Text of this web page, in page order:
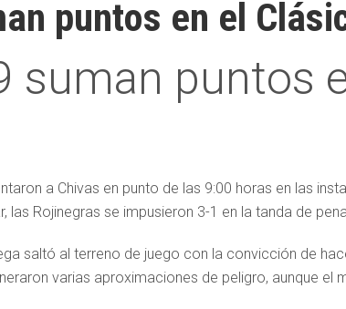
puntos en el
suman puntos
a Chivas en punto de las 9:00 horas en las
Rojinegras se impusieron 3-1 en la tanda de
saltó al terreno de juego con la convicción de
varias aproximaciones de peligro, aunque el